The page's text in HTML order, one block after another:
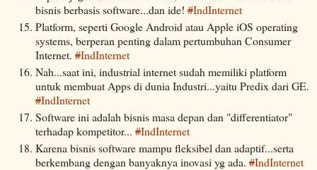
bisnis berbasis software...dan ide! #IndInternet
Platform, seperti Google Android atau Apple iOS operating
systems, berperan penting dalam pertumbuhan Consumer
Internet. #IndInternet
Nah...saat ini, industrial internet sudah memiliki platform
untuk membuat Apps di dunia Industri...yaitu Predix dari GE.
#IndInternet
Software ini adalah bisnis masa depan dan "differentiator"
terhadap kompetitor... #IndInternet
Karena bisnis software mampu fleksibel dan adaptif...serta
berkembang dengan banyaknya inovasi yg ada. #IndInternet